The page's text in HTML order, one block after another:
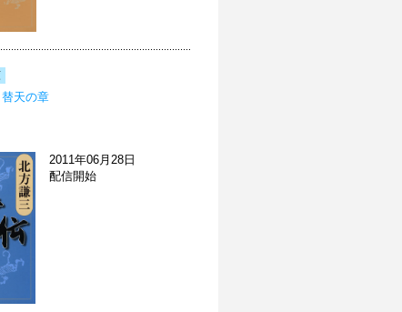
天の章
2011年06月28日
配信開始